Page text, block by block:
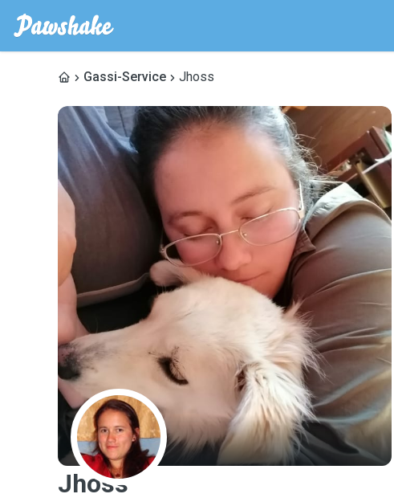
Gassi-Service Jhoss
J
Jhoss